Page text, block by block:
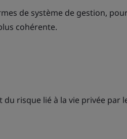
de système de gestion,
cohérente.
risque lié à la vie privée par